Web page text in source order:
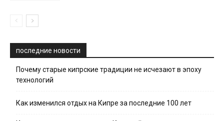
последние новости
Почему старые кипрские традиции не исчезают в эпоху
технологий
Как изменился отдых на Кипре за последние 100 лет